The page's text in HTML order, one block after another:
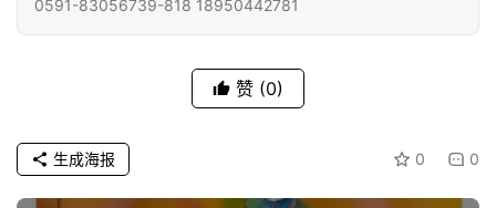
慈
0591-83056739-818 18950442781
赞 (0)
0 0
生成海报